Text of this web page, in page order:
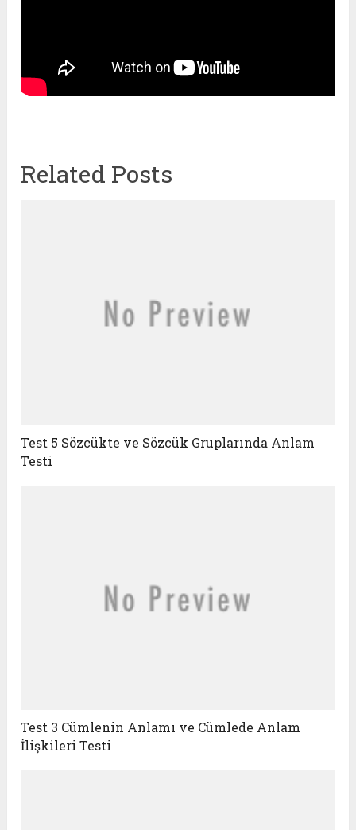
Related Posts
Test 5 Sözcükte ve Sözcük Gruplarında Anlam
Testi
Test 3 Cümlenin Anlamı ve Cümlede Anlam
İlişkileri Testi